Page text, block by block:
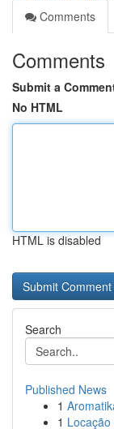
Comments
Comments
Submit a
No HTML
HTML is disabled
Search
Published News
1
1